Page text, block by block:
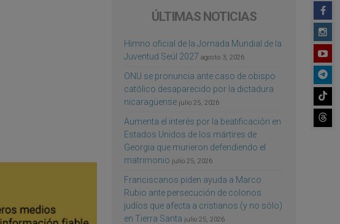
ÚLTIMAS NOTICIAS
Himno oficial de la Jornada Mundial de la
Juventud Seúl 2027 agosto 3, 2026
ONU se pronuncia ante caso de obispo
católico desaparecido por la dictadura
nicaragüense julio 25, 2026
Aumenta el interés por la beatificación en
Estados Unidos de los mártires de
Georgia que murieron defendiendo el
matrimonio julio 25, 2026
Franciscanos piden ayuda a Marco
Rubio ante persecución de colonos
judíos que afecta a cristianos (y no sólo)
en Tierra Santa julio 25, 2026